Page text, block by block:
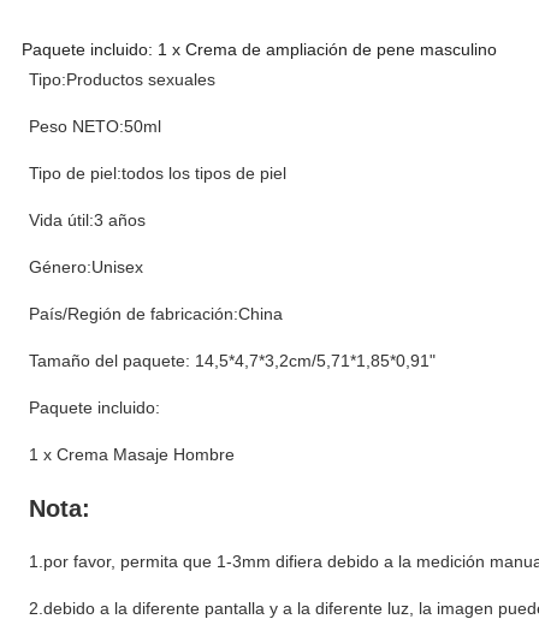
Paquete incluido: 1 x Crema de ampliación de pene masculino
Tipo:Productos sexuales
Peso NETO:50ml
Tipo de piel:todos los tipos de piel
Vida útil:3 años
Género:Unisex
País/Región de fabricación:China
Tamaño del paquete: 14,5*4,7*3,2cm/5,71*1,85*0,91"
Paquete incluido:
1 x Crema Masaje Hombre
Nota:
1.por favor, permita que 1-3mm difiera debido a la medición
2.debido a la diferente pantalla y a la diferente luz, la imagen